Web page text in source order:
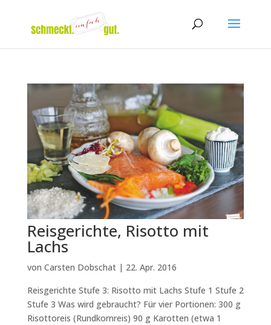
Reisgerichte, Risotto mit
Lachs
von Carsten Dobschat| 22. Apr. 2016
Reisgerichte Stufe 3: Risotto mit Lachs Stufe 1 Stufe 2
Stufe 3 Was wird gebraucht? Für vier Portionen: 300 g
Risottoreis (Rundkornreis) 90 g Karotten (etwa 1